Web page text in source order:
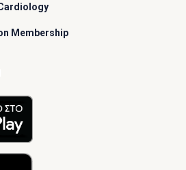
Membership